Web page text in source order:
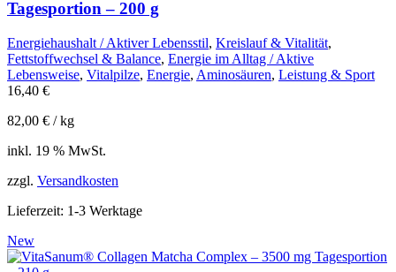
Tagesportion – 200 g
Energiehaushalt / Aktiver Lebensstil, Kreislauf & Vitalität,
Fettstoffwechsel & Balance, Energie im Alltag / Aktive
Lebensweise, Vitalpilze, Energie, Aminosäuren, Leistung & Sport
16,40 €
82,00 € /kg
inkl. 19 % MwSt.
zzgl. Versandkosten
Lieferzeit: 1-3 Werktage
New